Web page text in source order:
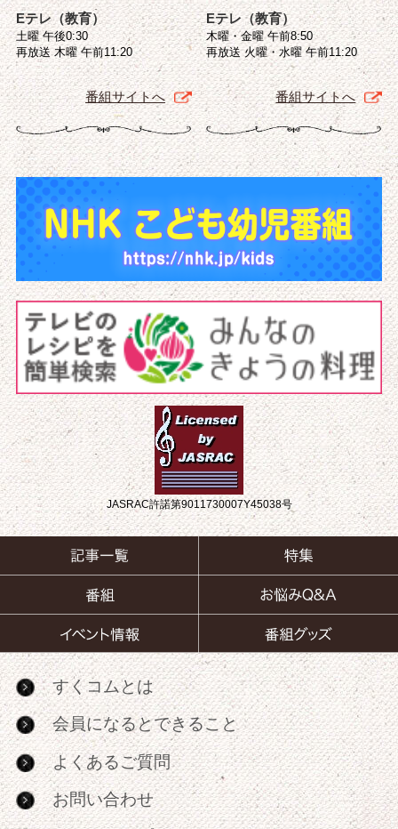
Eテレ（教育）
土曜 午後0:30
再放送 木曜 午前11:20
番組サイトへ
Eテレ（教育）
木曜・金曜 午前8:50
再放送 火曜・水曜 午前11:20
番組サイトへ
JASRAC許諾第9011730007Y45038号
すくコムとは
会員になるとできること
よくあるご質問
お問い合わせ